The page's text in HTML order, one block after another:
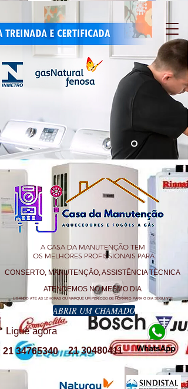
A CASA DA MANUTENÇÃO TEM
OS MELHORES PROFISSIONAIS PARA
CONSERTO, MANUTENÇÃO, ASSISTÊNCIA TÉCNICA
ATENDEMOS NO MESMO DIA
LIGANDO ATE AS 12 HORAS OU MARQUE UM PERÍODO DE HORÁRIO PARA O DIA SEGUINTE
ABRIR UM CHAMADO
Ligue agora
21 30480411
21 34765340